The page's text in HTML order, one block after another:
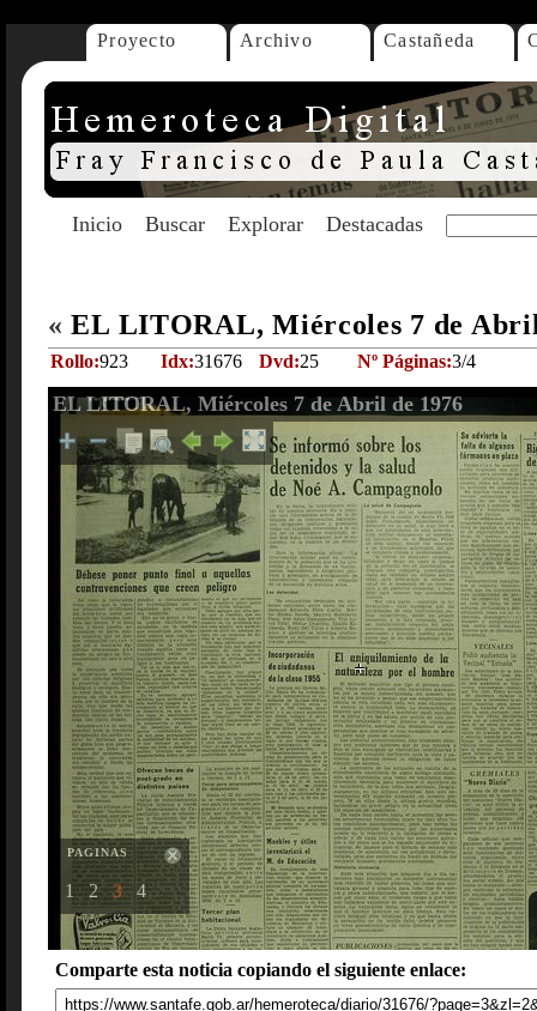
Proyecto Archivo Castañeda
Inicio Buscar Explorar Destacadas
« EL LITORAL, Miércoles 7 de
Rollo:923 Idx:31676 Dvd:25 Nº Páginas:3/4
EL LITORAL, Miércoles 7 de Abril de 1976
PAGINAS
1 2 3 4
Comparte esta noticia copiando el siguiente enlace: